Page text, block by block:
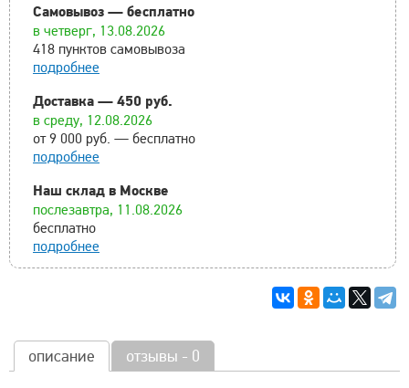
Самовывоз — бесплатно
в четверг, 13.08.2026
418 пунктов самовывоза
подробнее
Доставка — 450 руб.
в среду, 12.08.2026
от 9 000 руб. — бесплатно
подробнее
Наш склад в Москве
послезавтра, 11.08.2026
бесплатно
подробнее
описание отзывы - 0